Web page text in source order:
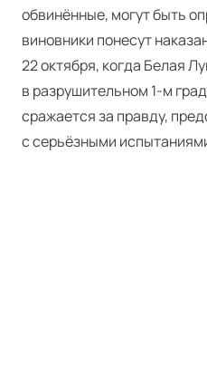
обвинённые, могут быть
виновники понесут
22 октября, когда Белая
в разрушительном 1‑м
сражается за правду,
с серьёзными